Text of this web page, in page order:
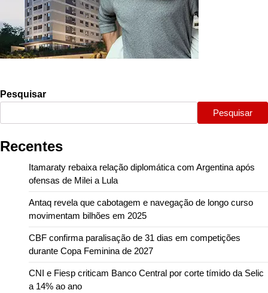
Pesquisar
Pesquisar
Recentes
Itamaraty rebaixa relação diplomática com Argentina após
ofensas de Milei a Lula
Antaq revela que cabotagem e navegação de longo curso
movimentam bilhões em 2025
CBF confirma paralisação de 31 dias em competições
durante Copa Feminina de 2027
CNI e Fiesp criticam Banco Central por corte tímido da Selic
a 14% ao ano